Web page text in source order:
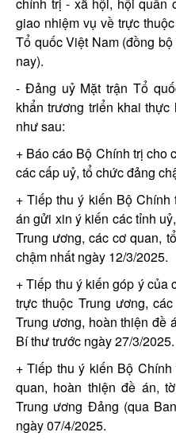
chính trị - xã hội, hội quần
giao nhiệm vụ về trực
Tổ quốc Việt Nam (đồng
nay).
- Đảng uỷ Mặt trận Tổ
khẩn trương triển khai
như sau:
+ Báo cáo Bộ Chính trị cho
các cấp uỷ, tổ chức đảng
+ Tiếp thu ý kiến Bộ
án gửi xin ý kiến các tỉnh
Trung ương, các cơ quan,
chậm nhất ngày 12/3/2025.
+ Tiếp thu ý kiến góp ý của
trực thuộc Trung ương,
Trung ương, hoàn thiện đề
Bí thư trước ngày 27/3/2025.
+ Tiếp thu ý kiến Bộ
quan, hoàn thiện đề án,
Trung ương Đảng (qua
ngày 07/4/2025.